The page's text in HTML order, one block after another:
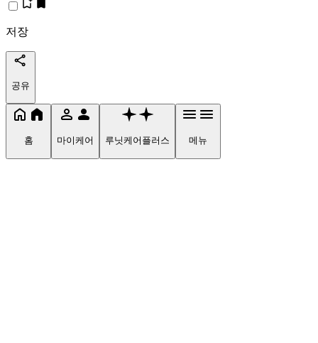
저장
공유
홈 마이케어 루닛케어플러스 메뉴